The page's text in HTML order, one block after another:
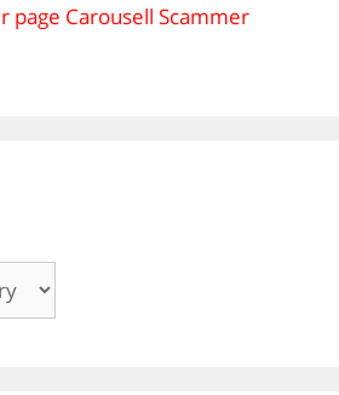
page Carousell Scammer